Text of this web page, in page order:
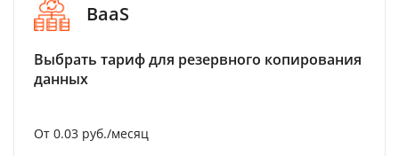
BaaS
Выбрать тариф для резервного копирования
данных
От 0.03 руб./месяц